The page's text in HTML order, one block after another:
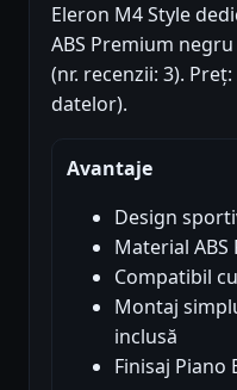
Eleron M4 Style
ABS Premium
(nr. recenzii: 3).
datelor).
Avantaje
Design
Material
Compatibil
Montaj
inclusă
Finisaj Piano